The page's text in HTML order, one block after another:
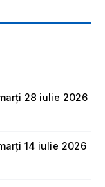
28 iulie 2026
14 iulie 2026